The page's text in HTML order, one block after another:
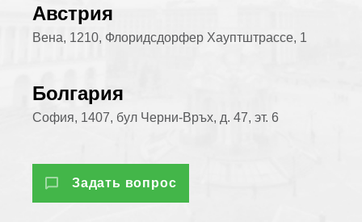
Австрия
Вена, 1210, Флоридсдорфер Хауптштрассе, 1
Болгария
София, 1407, бул Черни-Връх, д. 47, эт. 6
Задать вопрос